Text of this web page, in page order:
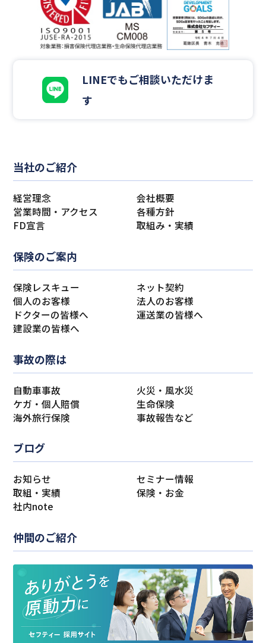
LINEでもご相談いただけま
す
当社のご紹介
経営理念
会社概要
営業時間・アクセス
各種方針
FD宣言
取組み・実績
保険のご案内
保険レスキュー
ネット契約
個人のお客様
法人のお客様
ドクターの皆様へ
運送業の皆様へ
建設業の皆様へ
事故の際は
自動車事故
火災・風水災
ケガ・個人賠償
生命保険
海外旅行保険
事故報告など
ブログ
お知らせ
セミナー情報
取組・実績
保険・お金
社内note
仲間のご紹介